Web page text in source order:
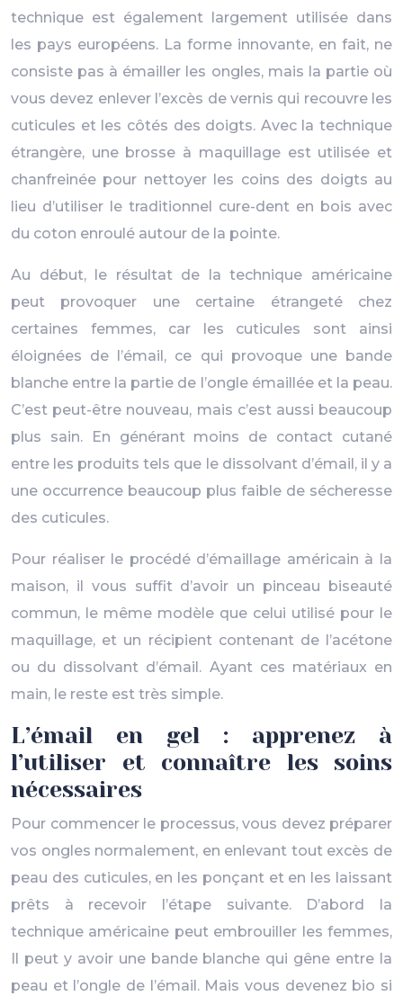
technique est également largement utilisée dans
les pays européens. La forme innovante, en fait, ne
consiste pas à émailler les ongles, mais la partie où
vous devez enlever l’excès de vernis qui recouvre les
cuticules et les côtés des doigts. Avec la technique
étrangère, une brosse à maquillage est utilisée et
chanfreinée pour nettoyer les coins des doigts au
lieu d’utiliser le traditionnel cure-dent en bois avec
du coton enroulé autour de la pointe.
Au début, le résultat de la technique américaine
peut provoquer une certaine étrangeté chez
certaines femmes, car les cuticules sont ainsi
éloignées de l’émail, ce qui provoque une bande
blanche entre la partie de l’ongle émaillée et la peau.
C’est peut-être nouveau, mais c’est aussi beaucoup
plus sain. En générant moins de contact cutané
entre les produits tels que le dissolvant d’émail, il y a
une occurrence beaucoup plus faible de sécheresse
des cuticules.
Pour réaliser le procédé d’émaillage américain à la
maison, il vous suffit d’avoir un pinceau biseauté
commun, le même modèle que celui utilisé pour le
maquillage, et un récipient contenant de l’acétone
ou du dissolvant d’émail. Ayant ces matériaux en
main, le reste est très simple.
L’émail en gel : apprenez à
l’utiliser et connaître les soins
nécessaires
Pour commencer le processus, vous devez préparer
vos ongles normalement, en enlevant tout excès de
peau des cuticules, en les ponçant et en les laissant
prêts à recevoir l’étape suivante. D’abord la
technique américaine peut embrouiller les femmes,
Il peut y avoir une bande blanche qui gêne entre la
peau et l’ongle de l’émail. Mais vous devenez bio si